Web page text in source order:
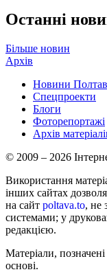
Останні
Більше новин
Архів
Новини
Спецпроекти
Блоги
Фоторепортажі
Архів
© 2009 – 2026
Використання
інших сайтах
на сайт poltava.to, не
системами; у
редакцією.
Матеріали,
основі.